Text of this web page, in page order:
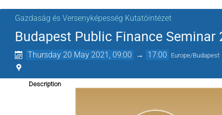
Gazdaság és Versenyképesség Kutatóintézet
Budapest Public Finance Seminar
Thursday 20 May 2021, 09:00 → 17:00 Europe/Budapest
Description